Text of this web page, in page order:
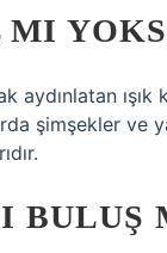
ışık
şimşekler
BULUŞ